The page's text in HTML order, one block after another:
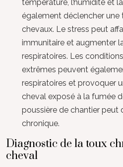
température, l’humidité et
également déclencher une
chevaux. Le stress peut
immunitaire et augmenter
respiratoires. Les
extrêmes peuvent
respiratoires et provoquer
cheval exposé à la fumée
poussière de chantier peut
chronique.
Diagnostic de la toux
cheval